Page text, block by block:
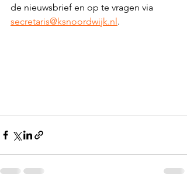
de nieuwsbrief en op te vragen via
secretaris@ksnoordwijk.nl.